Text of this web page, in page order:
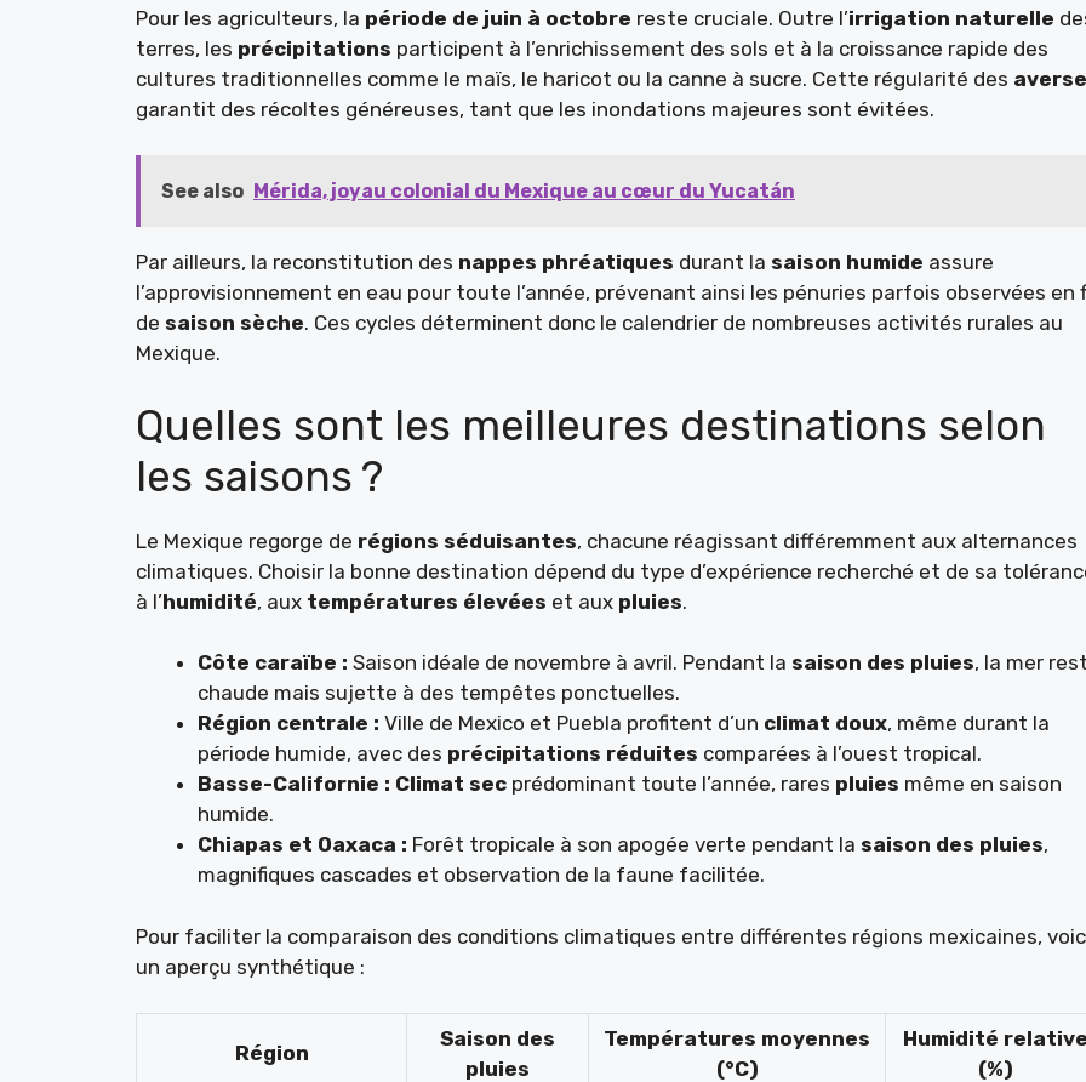
Pour les agriculteurs, la période de juin à octobre reste cruciale. Outre l’irrigation naturelle
terres, les précipitations participent à l’enrichissement des sols et à la croissance rapide des
cultures traditionnelles comme le maïs, le haricot ou la canne à sucre. Cette régularité des
garantit des récoltes généreuses, tant que les inondations majeures sont évitées.
See also Mérida, joyau colonial du Mexique au cœur du Yucatán
Par ailleurs, la reconstitution des nappes phréatiques durant la saison humide assure
l’approvisionnement en eau pour toute l’année, prévenant ainsi les pénuries parfois observées en
de saison sèche. Ces cycles déterminent donc le calendrier de nombreuses activités rurales au
Mexique.
Quelles sont les meilleures destinations selon
les saisons ?
Le Mexique regorge de régions séduisantes, chacune réagissant différemment aux alternances
climatiques. Choisir la bonne destination dépend du type d’expérience recherché et de sa
à l’humidité, aux températures élevées et aux pluies.
Côte caraïbe : Saison idéale de novembre à avril. Pendant la saison des pluies, la mer
chaude mais sujette à des tempêtes ponctuelles.
Région centrale : Ville de Mexico et Puebla profitent d’un climat doux, même durant la
période humide, avec des précipitations réduites comparées à l’ouest tropical.
Basse-Californie : Climat sec prédominant toute l’année, rares pluies même en saison
humide.
Chiapas et Oaxaca : Forêt tropicale à son apogée verte pendant la saison des pluies,
magnifiques cascades et observation de la faune facilitée.
Pour faciliter la comparaison des conditions climatiques entre différentes régions mexicaines,
un aperçu synthétique :
Région
Saison des
pluies
Températures moyennes
(°C)
Humidité
(%)